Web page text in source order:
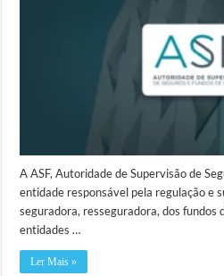
A ASF, Autoridade de Supervisão de
entidade responsável pela regulação e
seguradora, resseguradora, dos fundos
entidades …
Ler Mais »